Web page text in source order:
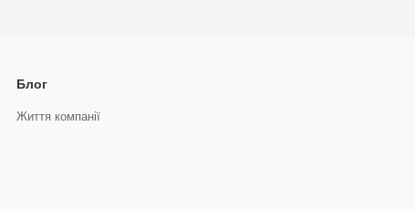
Блог
Життя компанії